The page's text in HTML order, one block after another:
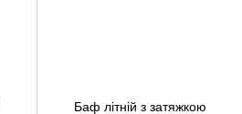
Баф літній з затяжкою